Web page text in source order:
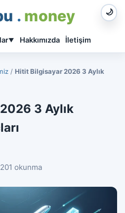
. money 🌙
▼ Hakkımızda İletişim
/ Hitit Bilgisayar 2026 3 Aylık
3 Aylık
201 okunma